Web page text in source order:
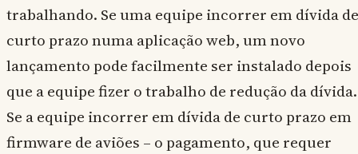
trabalhando. Se uma equipe incorrer em dívida de
curto prazo numa aplicação web, um novo
lançamento pode facilmente ser instalado depois
que a equipe fizer o trabalho de redução da dívida.
Se a equipe incorrer em dívida de curto prazo em
firmware de aviões – o pagamento, que requer